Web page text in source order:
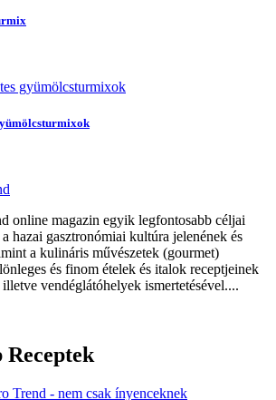
online magazin egyik legfontosabb céljai
hazai gasztronómiai kultúra jelenének és
a kulináris művészetek (gourmet)
és finom ételek és italok receptjeinek
vendéglátóhelyek ismertetésével....
Receptek